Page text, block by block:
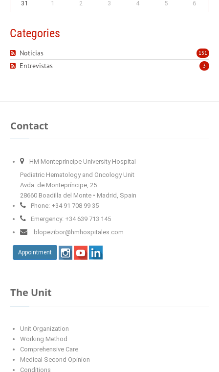
31 1 2 3 4 5 6
Categories
151
Noticias
3
Entrevistas
Contact
HM Montepríncipe University Hospital
Pediatric Hematology and Oncology Unit
Avda. de Montepríncipe, 25
28660 Boadilla del Monte • Madrid, Spain
Phone: +34 91 708 99 35
Emergency: +34 639 713 145
blopezibor@hmhospitales.com
Appointment
The Unit
Unit Organization
Working Method
Comprehensive Care
Medical Second Opinion
Conditions